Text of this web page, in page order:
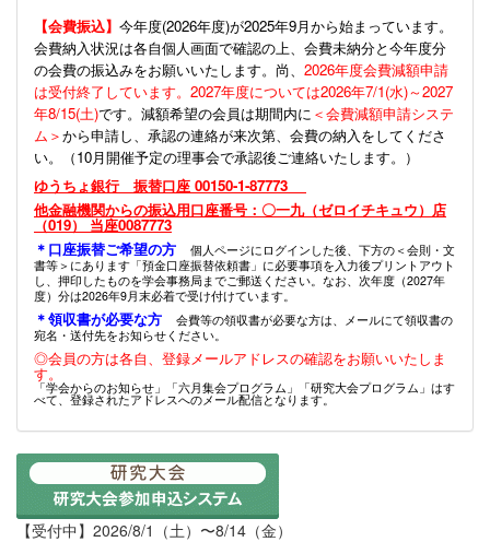
【会費振込】 今年度(2026年度)が2025年9月から始まっています。
会費納入状況は各自個人画面で確認の上、会費未納分と今年度分
の会費の振込みをお願いいたします。尚、 2026年度会費減額申請
は受付終了しています。2027年度については2026年7/1(水)～2027
年8/15(土)です。減額希望の会員は期間内に ＜会費減額申請システ
ム＞から申請し、承認の連絡が来次第、会費の納入をしてくださ
い。（10月開催予定の理事会で承認後ご連絡いたします。）
ゆうちょ銀行 振替口座 00150-1-87773
他金融機関からの振込用口座番号：〇一九（ゼロイチキュウ）店
（019） 当座0087773
＊口座振替ご希望の方
個人ページにログインした後、下方の＜会則・文
書等＞にあります「預金口座振替依頼書」に必要事項を入力後プリントアウト
し、押印したものを学会事務局までご郵送ください。なお、次年度（2027年
度）分は2026年9月末必着で受け付けています。
＊領収書が必要な方
会費等の領収書が必要な方は、メールにて領収書の
宛名・送付先をお知らせください。
◎会員の方は各自、登録メールアドレスの確認をお願いいたしま
す。
「学会からのお知らせ」「六月集会プログラム」「研究大会プログラム」はす
べて、登録されたアドレスへのメール配信となります。
【受付中】2026/8/1（土）〜8/14（金）